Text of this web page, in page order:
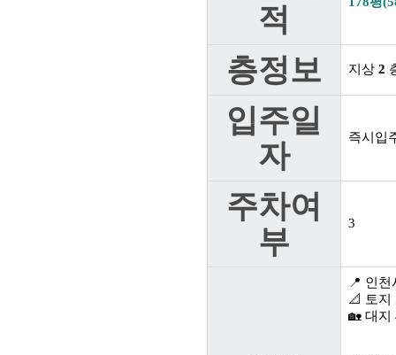
적
층정보 지상 2
입주일
자
즉시입
주차여
부
3
📍 인
📐 토지
🏡 대지